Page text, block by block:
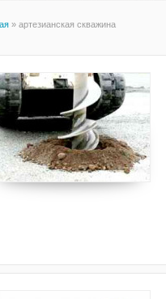
» артезианская скважина